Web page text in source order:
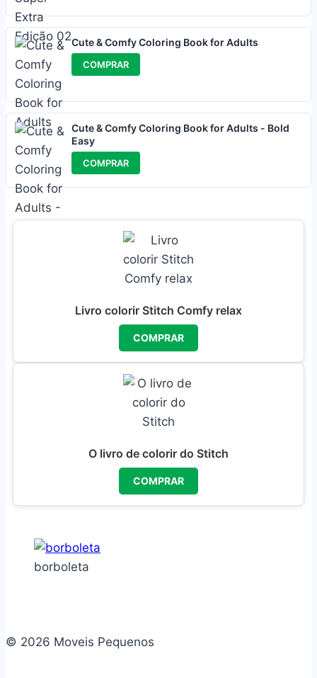
Cute & Comfy Coloring Book for Adults
COMPRAR
Cute & Comfy Coloring Book for Adults - Bold
Easy
COMPRAR
Livro colorir Stitch Comfy relax
COMPRAR
O livro de colorir do Stitch
COMPRAR
borboleta
© 2026 Moveis Pequenos